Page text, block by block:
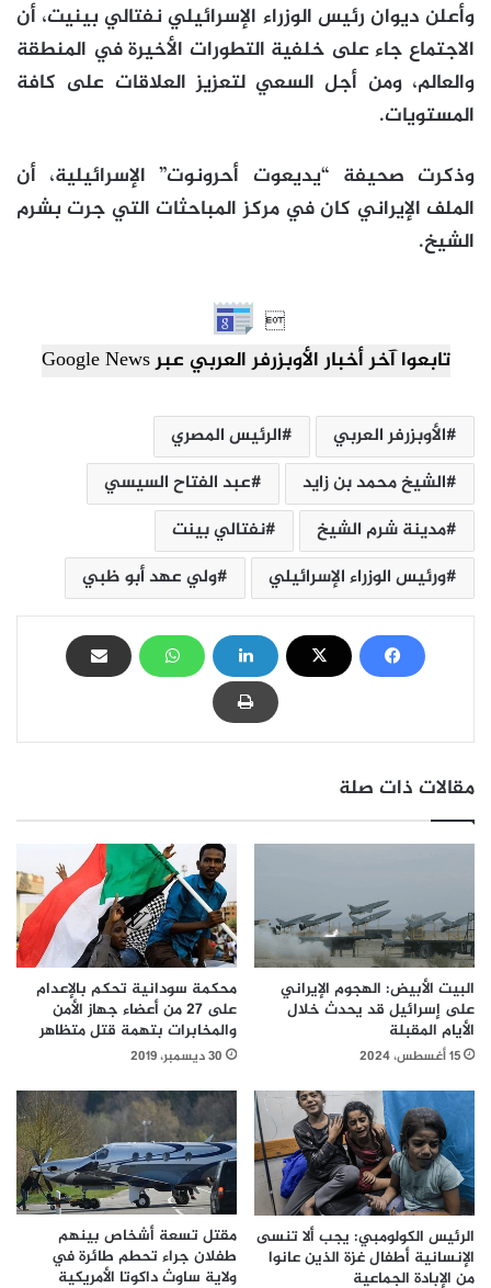
وأعلن ديوان رئيس الوزراء الإسرائيلي نفتالي بينيت، أن
الاجتماع جاء على خلفية التطورات الأخيرة في المنطقة
والعالم، ومن أجل السعي لتعزيز العلاقات على كافة
المستويات.
وذكرت صحيفة “يديعوت أحرونوت” الإسرائيلية، أن
الملف الإيراني كان في مركز المباحثات التي جرت بشرم
الشيخ.

تابعوا آخر أخبار الأوبزرفر العربي عبر Google News
الأوبزرفر العربي
الرئيس المصري
الشيخ محمد بن زايد
عبد الفتاح السيسي
مدينة شرم الشيخ
نفتالي بينت
ورئيس الوزراء الإسرائيلي
ولي عهد أبو ظبي
مقالات ذات صلة
البيت الأبيض: الهجوم الإيراني
على إسرائيل قد يحدث خلال
الأيام المقبلة
15 أغسطس، 2024
محكمة سودانية تحكم بالإعدام
على 27 من أعضاء جهاز الأمن
والمخابرات بتهمة قتل متظاهر
30 ديسمبر، 2019
الرئيس الكولومبي: يجب ألا تنسى
الإنسانية أطفال غزة الذين عانوا
من الإبادة الجماعية
مقتل تسعة أشخاص بينهم
طفلان جراء تحطم طائرة في
ولاية ساوث داكوتا الأمريكية